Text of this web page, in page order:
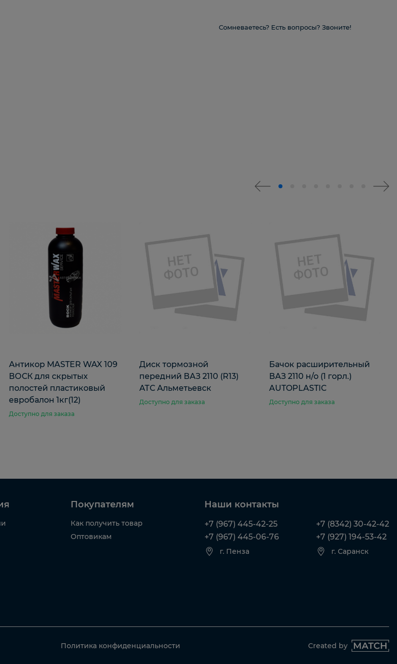
Сомневаетесь? Есть вопросы? Звоните!
Антикор MASTER WAX 109
ВОСК для скрытых
полостей пластиковый
евробалон 1кг(12)
Доступно для заказа
Диск тормозной
передний ВАЗ 2110 (R13)
АТС Альметьевск
Доступно для заказа
Бачок расширительный
ВАЗ 2110 н/о (1 горл.)
AUTOPLASTIC
Доступно для заказа
Покупателям
Как получить товар
Оптовикам
Наши контакты
+7 (967) 445-42-25
+7 (967) 445-06-76
г. Пенза
+7 (8342) 30-42-42
+7 (927) 194-53-42
г. Саранск
Политика конфиденциальности Created by